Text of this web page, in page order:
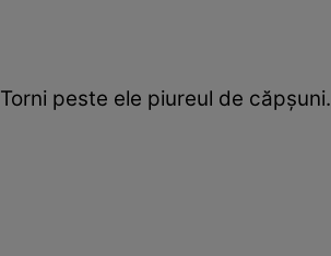
Torni peste ele piureul de căpşuni.